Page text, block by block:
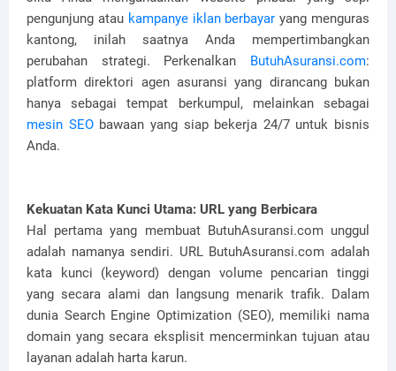
pengunjung atau kampanye iklan berbayar yang menguras
kantong, inilah saatnya Anda mempertimbangkan
perubahan strategi. Perkenalkan ButuhAsuransi.com:
platform direktori agen asuransi yang dirancang bukan
hanya sebagai tempat berkumpul, melainkan sebagai
mesin SEObawaan yang siap bekerja 24/7 untuk bisnis
Anda.
Kekuatan Kata Kunci Utama: URL yang Berbicara
Hal pertama yang membuat ButuhAsuransi.com unggul
adalah namanya sendiri. URL ButuhAsuransi.com adalah
kata kunci (keyword) dengan volume pencarian tinggi
yang secara alami dan langsung menarik trafik. Dalam
dunia Search Engine Optimization (SEO), memiliki nama
domain yang secara eksplisit mencerminkan tujuan atau
layanan adalah harta karun.